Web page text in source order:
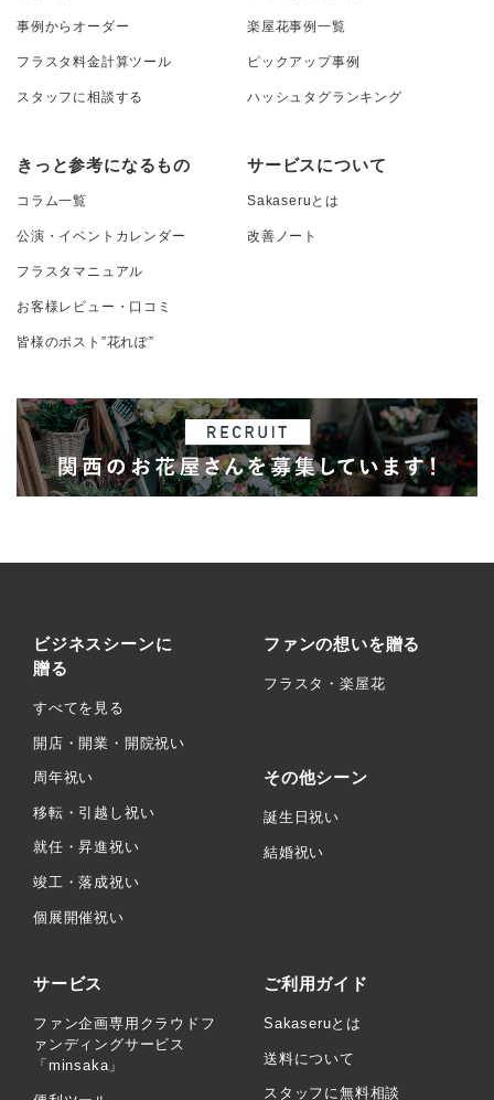
事例からオーダー
フラスタ料金計算ツール
スタッフに相談する
楽屋花事例一覧
ピックアップ事例
ハッシュタグランキング
きっと参考になるもの
コラム一覧
公演・イベントカレンダー
フラスタマニュアル
お客様レビュー・口コミ
皆様のポスト”花れぽ”
サービスについて
Sakaseruとは
改善ノート
ビジネスシーンに
贈る
すべてを見る
開店・開業・開院祝い
周年祝い
移転・引越し祝い
就任・昇進祝い
竣工・落成祝い
個展開催祝い
ファンの想いを贈る
フラスタ・楽屋花
その他シーン
誕生日祝い
結婚祝い
サービス
ファン企画専用クラウドフ
ァンディングサービス
「minsaka」
ご利用ガイド
Sakaseruとは
送料について
スタッフに無料相談